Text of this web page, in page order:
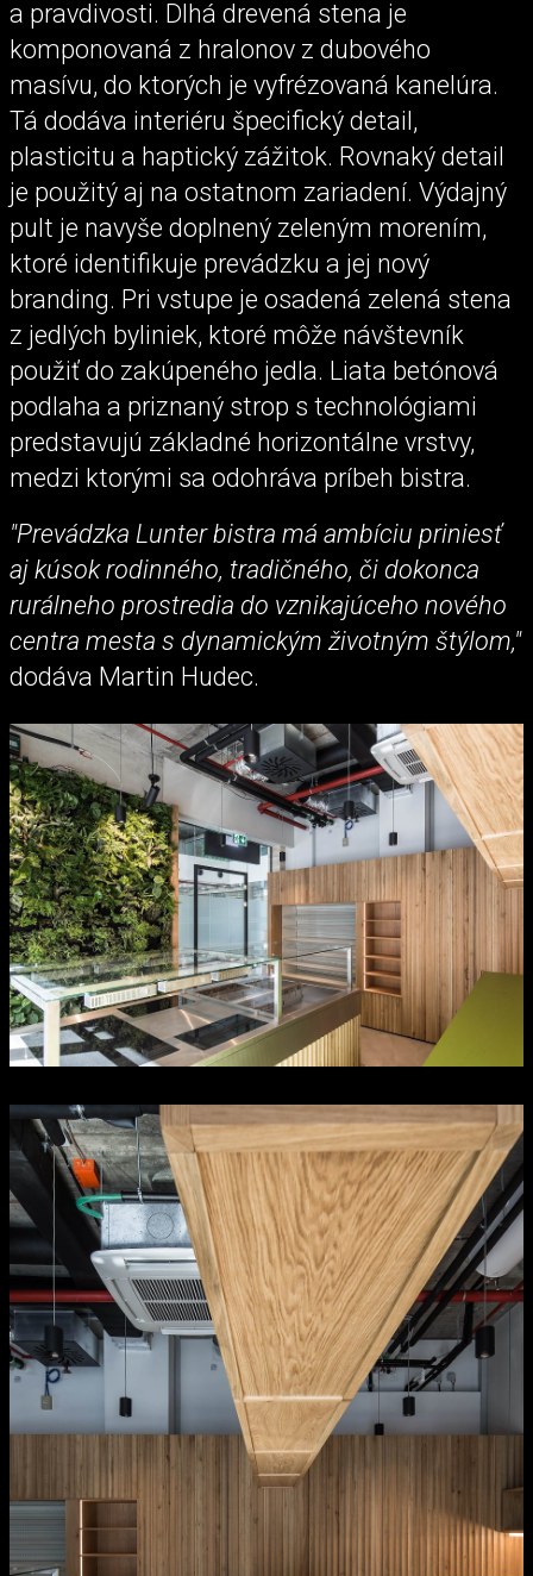
a pravdivosti. Dlhá drevená stena je
komponovaná z hralonov z dubového
masívu, do ktorých je vyfrézovaná kanelúra.
Tá dodáva interiéru špecifický detail,
plasticitu a haptický zážitok. Rovnaký detail
je použitý aj na ostatnom zariadení. Výdajný
pult je navyše doplnený zeleným morením,
ktoré identifikuje prevádzku a jej nový
branding. Pri vstupe je osadená zelená stena
z jedlých byliniek, ktoré môže návštevník
použiť do zakúpeného jedla. Liata betónová
podlaha a priznaný strop s technológiami
predstavujú základné horizontálne vrstvy,
medzi ktorými sa odohráva príbeh bistra.
"Prevádzka Lunter bistra má ambíciu priniesť
aj kúsok rodinného, tradičného, či dokonca
rurálneho prostredia do vznikajúceho nového
centra mesta s dynamickým životným štýlom,"
dodáva Martin Hudec.